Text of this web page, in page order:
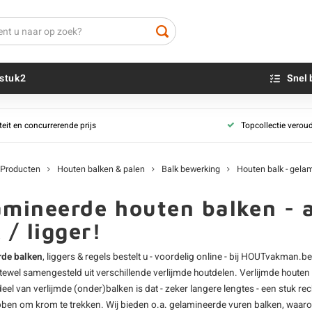
Houten paal - gefreesd
Houten balk - verouderd
Houten balk -
Houten balk -
Houten balk -
Houten balk -
Impregneer
Olie en lak -
Houtvuller
Snel
en concurrerende prijs Topcollectie
Producten Houten balken & palen Balk bewerking Houten balk -
houten balken
/ ligger!
balken, liggers & regels bestelt u - voordelig online - bij
samengesteld uit verschillende verlijmde houtdelen. Verlijmde
van verlijmde (onder)balken is dat - zeker langere lengtes - een stuk
om krom te trekken. Wij bieden o.a. gelamineerdevuren balken,